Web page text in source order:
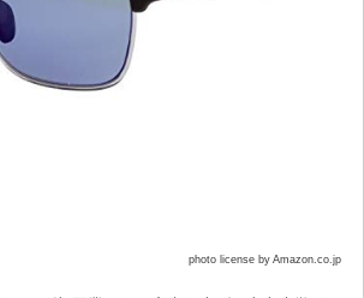
photo license by Amazon.co.jp